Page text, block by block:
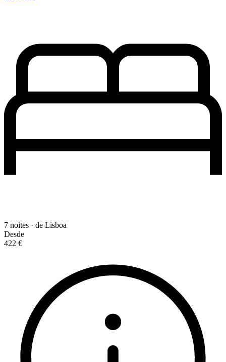
7 noites · de Lisboa
Desde
422 €